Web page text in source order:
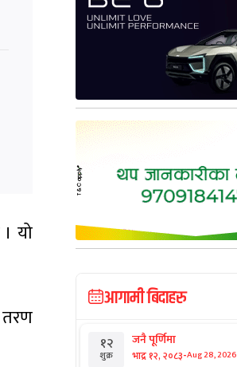
यो
तरण
आगामी बिदाहरु
१२
शुक्र
जनै पूर्णिमा
भाद्र १२, २०८३-Aug 28, 2026